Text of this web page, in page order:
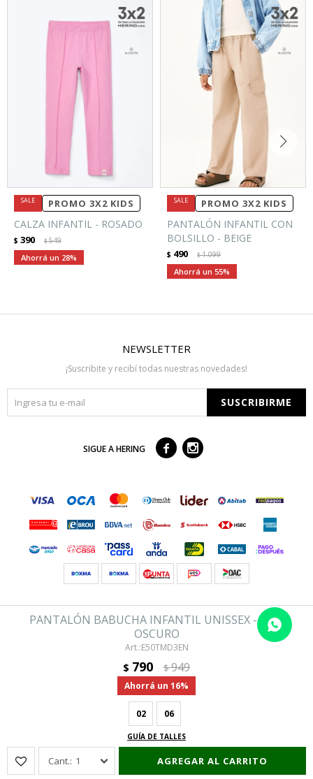
PANTALÓN BABUCHA INFANTIL UNISSEX - GRIS
OSCURO
E50TMD3EN
$ 790 $949
16
02 06
GUÍA DE TALLES
1 AGREGAR AL CARRITO
PROMO 3X2 KIDS
CALZA INFANTIL - ROSADO
$ 390 $549
28
PROMO 3X2 KIDS
PANTALÓN INFANTIL CON
BOLSILLO - BEIGE
$ 490 $1.099
55
NEWSLETTER
¡Suscribite y recibí todas nuestras novedades!
SUSCRIBIRME
SIGUE A HERING  
© Copyright 2026 / Heringes representada por GUSTOV S.A Montevideo- Uruguay